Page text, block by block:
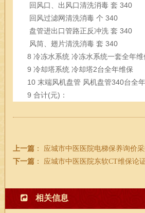
回风口、出风口清洗消毒 套 340
回风过滤网清洗消毒 个 340
盘管进出口管路正反冲洗 套 340
风筒、翅片清洗消毒 套 340
8 冷冻水系统 冷冻水系统一套全年维
9 冷却塔系统 冷却塔2台全年维保
10 末端风机盘管 风机盘管340台全
9 合计(元)：
上一篇： 应城市中医医院电梯保养询价
下一篇： 应城市中医医院东软CT维保论
相关信息